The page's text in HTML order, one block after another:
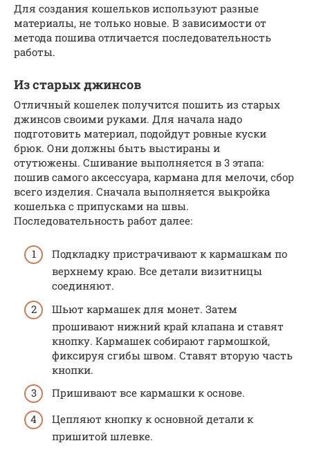
Для создания кошельков используют разные
материалы, не только новые. В зависимости от
метода пошива отличается последовательность
работы.
Из старых джинсов
Отличный кошелек получится пошить из старых
джинсов своими руками. Для начала надо
подготовить материал, подойдут ровные куски
брюк. Они должны быть выстираны и
отутюжены. Сшивание выполняется в 3 этапа:
пошив самого аксессуара, кармана для мелочи, сбор
всего изделия. Сначала выполняется выкройка
кошелька с припусками на швы.
Последовательность работ далее:
Подкладку пристрачивают к кармашкам по
верхнему краю. Все детали визитницы
соединяют.
Шьют кармашек для монет. Затем
прошивают нижний край клапана и ставят
кнопку. Кармашек собирают гармошкой,
фиксируя сгибы швом. Ставят вторую часть
кнопки.
Пришивают все кармашки к основе.
Цепляют кнопку к основной детали к
пришитой шлевке.